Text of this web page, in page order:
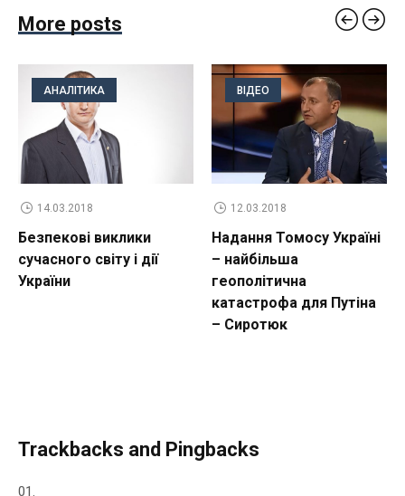
More posts
АНАЛІТИКА
14.03.2018
Безпекові виклики
сучасного світу і дії
України
ВІДЕО
12.03.2018
Надання Томосу Україні
– найбільша
геополітична
катастрофа для Путіна
– Сиротюк
Trackbacks and Pingbacks